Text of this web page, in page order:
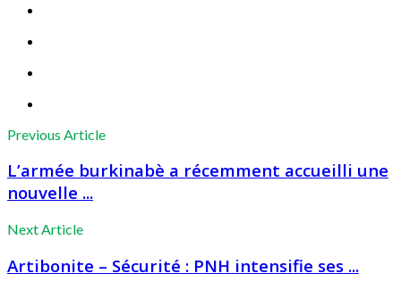
Previous Article
L’armée burkinabè a récemment accueilli une
nouvelle ...
Next Article
Artibonite – Sécurité : PNH intensifie ses ...